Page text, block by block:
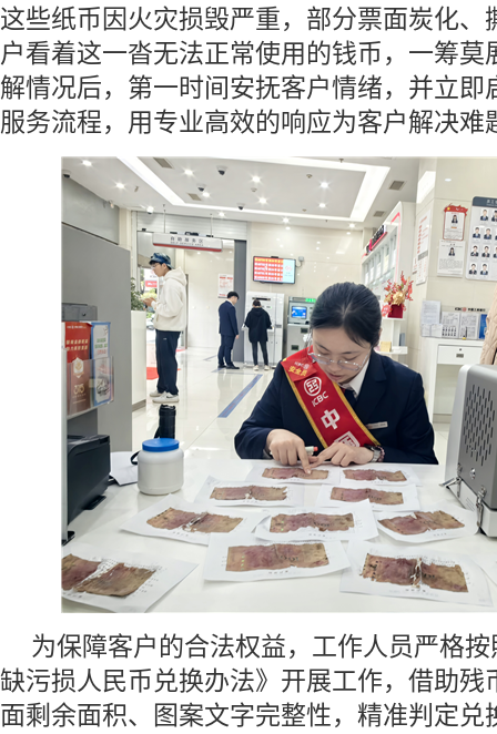
这些纸币因火灾损毁严重，部分票面炭化、
户看着这一沓无法正常使用的钱币，一筹莫
解情况后，第一时间安抚客户情绪，并立即
服务流程，用专业高效的响应为客户解决难
为保障客户的合法权益，工作人员严格
缺污损人民币兑换办法》开展工作，借助残
面剩余面积、图案文字完整性，精准判定兑